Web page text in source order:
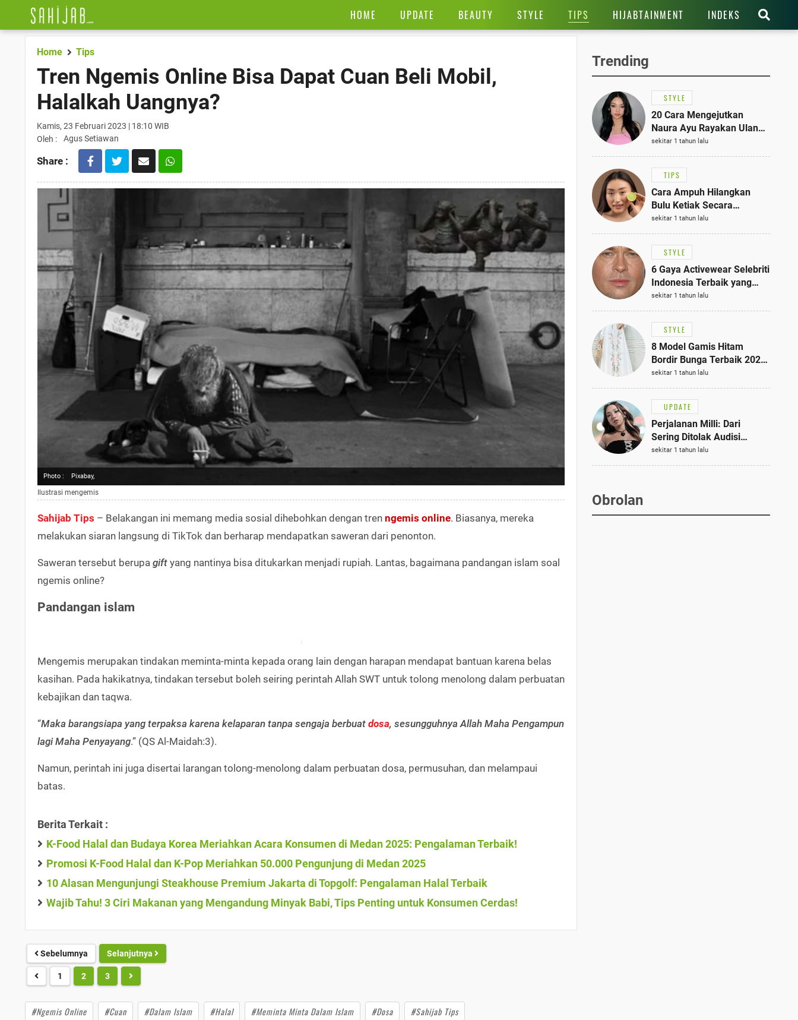
HOME UPDATE BEAUTY STYLE TIPS HIJABTAINMENT INDEKS
Home Tips
Tren Ngemis Online Bisa Dapat Cuan Beli Mobil,
Halalkah Uangnya?
Kamis, 23 Februari 2023 | 18:10 WIB
Oleh :
Agus Setiawan
Share :
Photo : Pixabay,
Ilustrasi mengemis
Sahijab Tips – Belakangan ini memang media sosial dihebohkan dengan tren ngemis online. Biasanya, mereka
melakukan siaran langsung di TikTok dan berharap mendapatkan saweran dari penonton.
Saweran tersebut berupa gift yang nantinya bisa ditukarkan menjadi rupiah. Lantas, bagaimana pandangan islam soal
ngemis online?
Pandangan islam
Mengemis merupakan tindakan meminta-minta kepada orang lain dengan harapan mendapat bantuan karena belas
kasihan. Pada hakikatnya, tindakan tersebut boleh seiring perintah Allah SWT untuk tolong menolong dalam perbuatan
kebajikan dan taqwa.
“Maka barangsiapa yang terpaksa karena kelaparan tanpa sengaja berbuat dosa, sesungguhnya Allah Maha Pengampun
lagi Maha Penyayang.” (QS Al-Maidah:3).
Namun, perintah ini juga disertai larangan tolong-menolong dalam perbuatan dosa, permusuhan, dan melampaui
batas.
Berita Terkait :
K-Food Halal dan Budaya Korea Meriahkan Acara Konsumen di Medan 2025: Pengalaman Terbaik!
Promosi K-Food Halal dan K-Pop Meriahkan 50.000 Pengunjung di Medan 2025
10 Alasan Mengunjungi Steakhouse Premium Jakarta di Topgolf: Pengalaman Halal Terbaik
Wajib Tahu! 3 Ciri Makanan yang Mengandung Minyak Babi, Tips Penting untuk Konsumen Cerdas!
Sebelumnya Selanjutnya
1 2 3
#Ngemis Online #Cuan #Dalam Islam #Halal #Meminta Minta Dalam Islam #Dosa #Sahijab Tips
Trending
STYLE
20 Cara Mengejutkan
Naura Ayu Rayakan Ulang
Tahun di Panti Asuhan,
Terlihat Anggun dengan
Kaftan Cokelat
sekitar 1 tahun lalu
TIPS
Cara Ampuh Hilangkan
Bulu Ketiak Secara
Permanen dalam 5
Langkah Sederhana
sekitar 1 tahun lalu
STYLE
6 Gaya Activewear Selebriti
Indonesia Terbaik yang
Bisa Jadi Inspirasi
Fashionmu
sekitar 1 tahun lalu
STYLE
8 Model Gamis Hitam
Bordir Bunga Terbaik 2025,
Stylish untuk Hangout
hingga Acara Semi-Formal
sekitar 1 tahun lalu
UPDATE
Perjalanan Milli: Dari
Sering Ditolak Audisi
hingga Menjadi Rapper Top
10 Thailand
sekitar 1 tahun lalu
Obrolan